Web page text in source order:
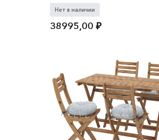
Нет в наличии
38995,00 ₽